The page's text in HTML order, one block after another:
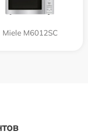
Miele M6012SC